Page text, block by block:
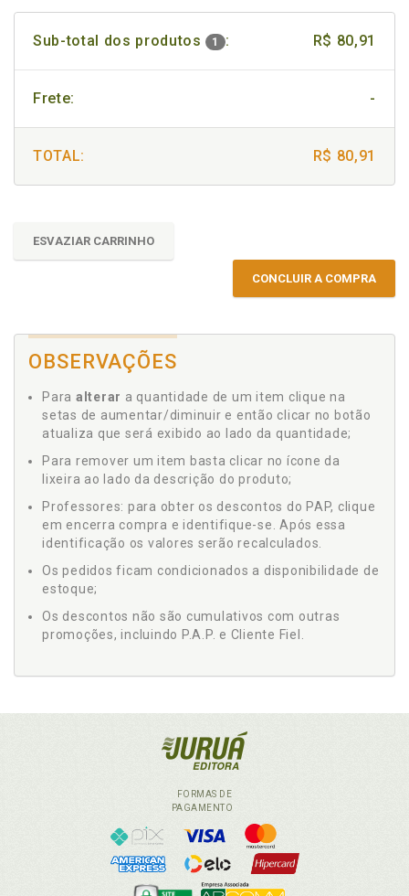
Sub-total dos produtos 1 : R$ 80,91
Frete: -
TOTAL: R$ 80,91
ESVAZIAR CARRINHO
CONCLUIR A COMPRA
OBSERVAÇÕES
Para alterar a quantidade de um item clique na
setas de aumentar/diminuir e então clicar no botão
atualiza que será exibido ao lado da quantidade;
Para remover um item basta clicar no ícone da
lixeira ao lado da descrição do produto;
Professores: para obter os descontos do PAP, clique
em encerra compra e identifique-se. Após essa
identificação os valores serão recalculados.
Os pedidos ficam condicionados a disponibilidade de
estoque;
Os descontos não são cumulativos com outras
promoções, incluindo P.A.P. e Cliente Fiel.
FORMAS DE
PAGAMENTO